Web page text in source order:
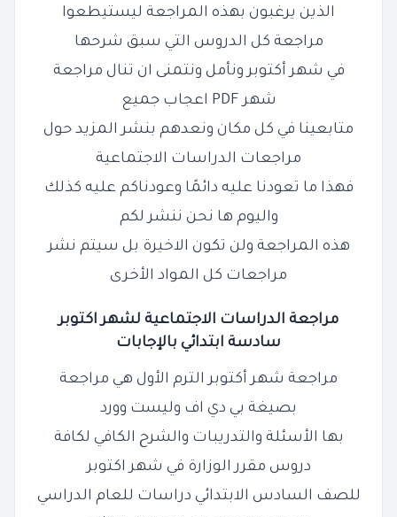
الذين يرغبون بهذه المراجعة ليستيطعوا
مراجعة كل الدروس التي سبق شرحها
في شهر أكتوبر ونأمل ونتمنى ان تنال مراجعة
شهر PDF اعجاب جميع
متابعينا في كل مكان ونعدهم بنشر المزيد حول
مراجعات الدراسات الاجتماعية
فهذا ما تعودنا عليه دائمًا وعودناكم عليه كذلك
واليوم ها نحن ننشر لكم
هذه المراجعة ولن تكون الاخيرة بل سيتم نشر
مراجعات كل المواد الأخرى
مراجعة الدراسات الاجتماعية لشهر اكتوبر
سادسة ابتدائي بالإجابات
مراجعة شهر أكتوبر الترم الأول هي مراجعة
بصيغة بي دي اف وليست وورد
بها الأسئلة والتدريبات والشرح الكافي لكافة
دروس مقرر الوزارة في شهر اكتوبر
للصف السادس الابتدائي دراسات للعام الدراسي